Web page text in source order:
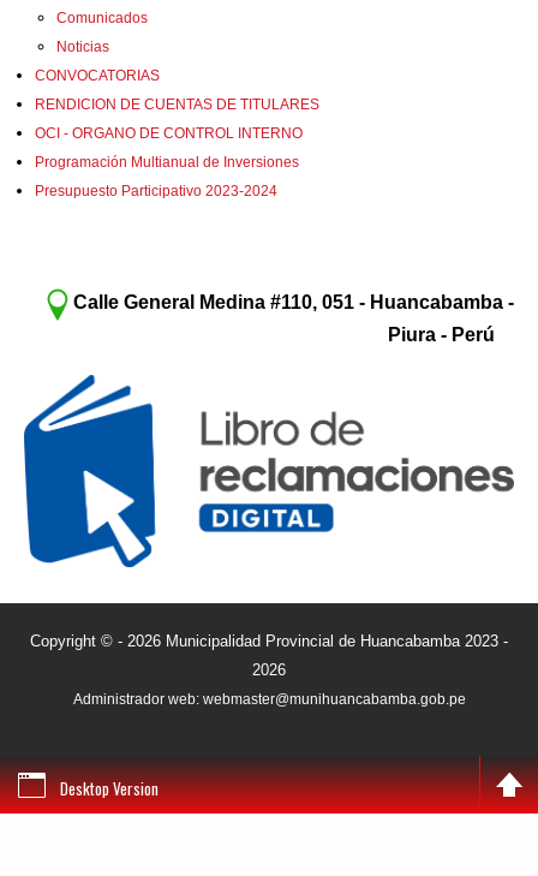
Comunicados
Noticias
CONVOCATORIAS
RENDICION DE CUENTAS DE TITULARES
OCI - ORGANO DE CONTROL INTERNO
Programación Multianual de Inversiones
Presupuesto Participativo 2023-2024
Calle General Medina #110, 051 - Huancabamba -
Piura - Perú
Copyright © - 2026 Municipalidad Provincial de Huancabamba 2023 -
2026
Administrador web: webmaster@munihuancabamba.gob.pe
Desktop Version